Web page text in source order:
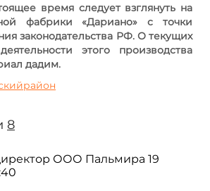
время следует взглянуть на
фабрики «Дариано» с точки
законодательства РФ. О текущих
этого производства
дадим.
8
ООО Пальмира 19